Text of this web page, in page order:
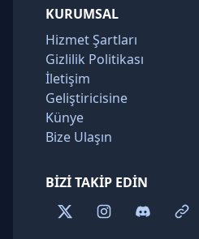
KURUMSAL
Hizmet Şartları
Gizlilik Politikası
İletişim
Geliştiricisine
Künye
Bize Ulaşın
BIZI TAKIP EDIN